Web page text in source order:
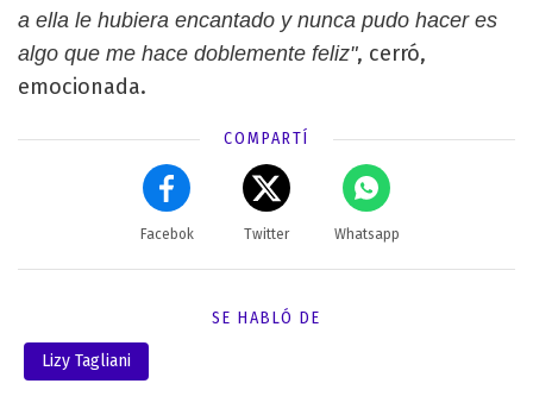
a ella le hubiera encantado y nunca pudo hacer es
algo que me hace doblemente feliz", cerró,
emocionada.
COMPARTÍ
Facebok Twitter Whatsapp
SE HABLÓ DE
Lizy Tagliani